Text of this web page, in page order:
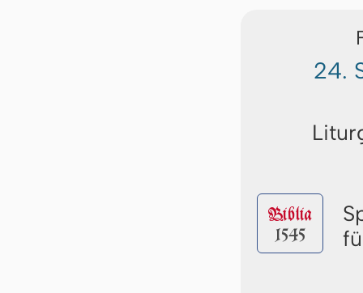
24.
Biblia
1545